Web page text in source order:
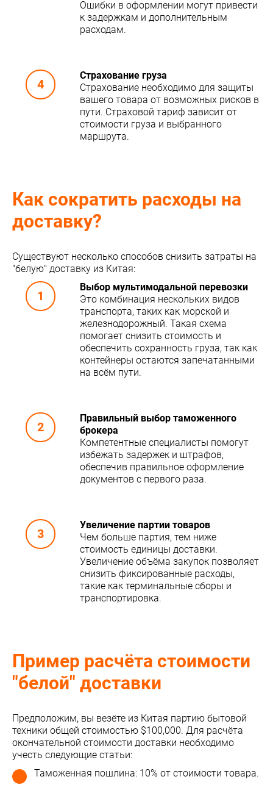
Ошибки в оформлении могут привести
к задержкам и дополнительным
расходам.
Страхование груза
Страхование необходимо для защиты
вашего товара от возможных рисков в
пути. Страховой тариф зависит от
стоимости груза и выбранного
маршрута.
Как сократить расходы на
доставку?
Существуют несколько способов снизить затраты на
"белую" доставку из Китая:
Выбор мультимодальной перевозки
Это комбинация нескольких видов
транспорта, таких как морской и
железнодорожный. Такая схема
помогает снизить стоимость и
обеспечить сохранность груза, так как
контейнеры остаются запечатанными
на всём пути.
Правильный выбор таможенного
брокера
Компетентные специалисты помогут
избежать задержек и штрафов,
обеспечив правильное оформление
документов с первого раза.
Увеличение партии товаров
Чем больше партия, тем ниже
стоимость единицы доставки.
Увеличение объёма закупок позволяет
снизить фиксированные расходы,
такие как терминальные сборы и
транспортировка.
Пример расчёта стоимости
"белой" доставки
Предположим, вы везёте из Китая партию бытовой
техники общей стоимостью $100,000. Для расчёта
окончательной стоимости доставки необходимо
учесть следующие статьи:
Таможенная пошлина: 10% от стоимости товара.